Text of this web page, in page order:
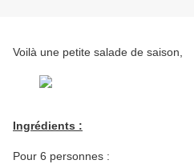
Voilà une petite salade de saison,
Ingrédients :
Pour 6 personnes :